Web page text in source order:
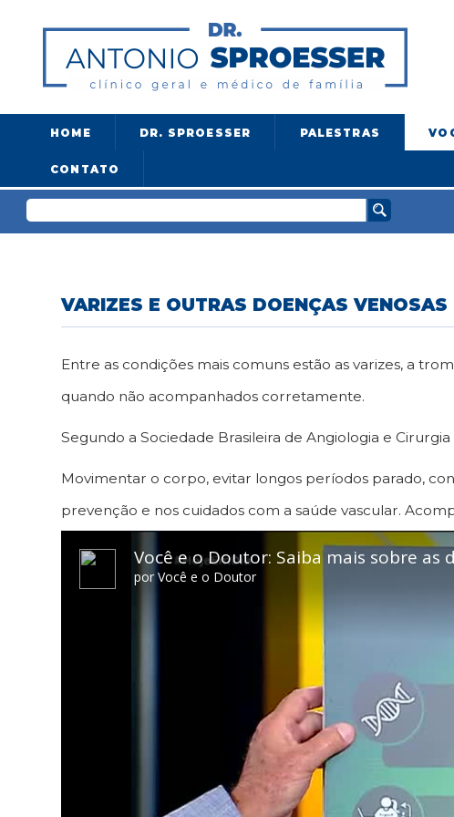
HOME DR. SPROESSER PALESTRAS
CONTATO
VARIZES E OUTRAS DOENÇAS VENOSAS
Entre as condições mais comuns estão as varizes, a
quando não acompanhados corretamente.
Segundo a Sociedade Brasileira de Angiologia e
Movimentar o corpo, evitar longos períodos parado,
prevenção e nos cuidados com a saúde vascular.